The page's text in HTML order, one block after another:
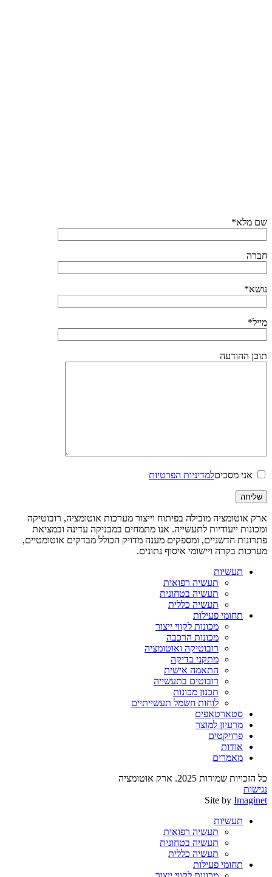
שם מלא*
חברה
נושא*
מייל*
תוכן ההודעה
אני מסכיםלמדיניות הפרטיות
ארק אוטומציה מובילה בפיתוח וייצור מערכות אוטומציה, רובוטיקה
ומכונות ייעודיות לתעשייה. אנו מתמחים במכניקה עדינה ובמציאת
פתרונות חדשניים, ומספקים מענה מדויק הכולל מבדקים אוטומטיים,
מערכות בקרה ויישומי איסוף נתונים.
תעשיות
תעשיה רפואית
תעשיה בטחונית
תעשיה כללית
תחומי פעילות
מכונות לקווי ייצור
מכונות הרכבה
רובוטיקה ואוטומציה
מתקני בדיקה
התאמה אישית
רובוטים בתעשייה
תכנון מכונות
לוחות חשמל תעשייתיים
סטארטאפים
מרעיון למוצר
פרויקטים
אודות
מאמרים
כל הזכויות שמורות 2025. ארק אוטומציה
נגישות
Site by Imaginet
תעשיות
תעשיה רפואית
תעשיה בטחונית
תעשיה כללית
תחומי פעילות